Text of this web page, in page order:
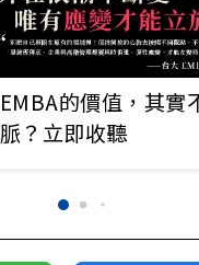
EMBA的價值，其實
脈？立即收聽